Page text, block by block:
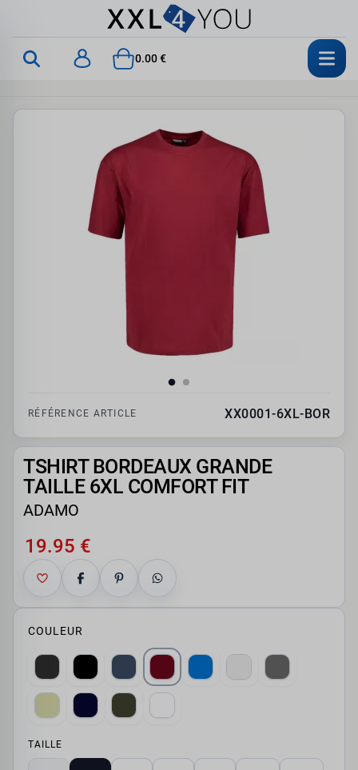
0.00 €
RÉFÉRENCE ARTICLE XX0001-6XL-BOR
TSHIRT BORDEAUX GRANDE
TAILLE 6XL COMFORT FIT
ADAMO
19.95 €
COULEUR
TAILLE